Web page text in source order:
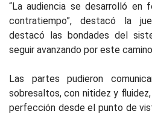
“La audiencia se desarrolló en
contratiempo”, destacó la
destacó las bondades del
seguir avanzando por este
Las partes pudieron
sobresaltos, con nitidez y
perfección desde el punto de